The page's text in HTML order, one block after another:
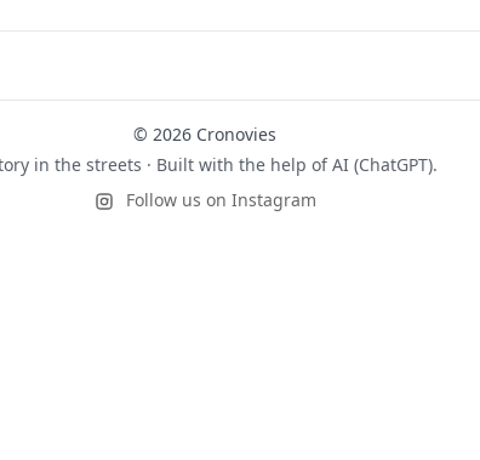
© 2026 Cronovies
in the streets · Built with the help of AI (ChatGPT).
Follow us on Instagram